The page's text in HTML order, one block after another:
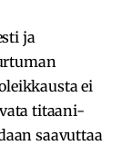
ja
ei
titaani-
saavuttaa